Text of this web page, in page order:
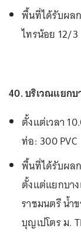
พื้นที่ได้รับผล
ไทรน้อย 12/3
40. บริเวณแยกบ
ตั้งแต่เวลา
ท่อ: 300 PVC
พื้นที่ได้รับผล
ตั้งแต่แยกบา
ราชมนตรี น้ำ
บุญเปโตร ม.